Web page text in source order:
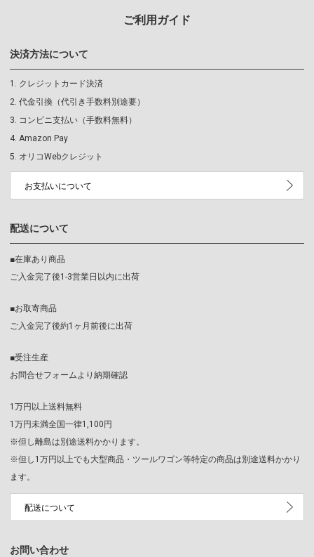
ご利用ガイド
決済方法について
クレジットカード決済
代金引換（代引き手数料別途要）
コンビニ支払い（手数料無料）
Amazon Pay
オリコWebクレジット
お支払いについて
配送について
■在庫あり商品
ご入金完了後1-3営業日以内に出荷
■お取寄商品
ご入金完了後約1ヶ月前後に出荷
■受注生産
お問合せフォームより納期確認
1万円以上送料無料
1万円未満全国一律1,100円
※但し離島は別途送料かかります。
※但し1万円以上でも大型商品・ツールワゴン等特定の商品は別途送料かかり
ます。
配送について
お問い合わせ